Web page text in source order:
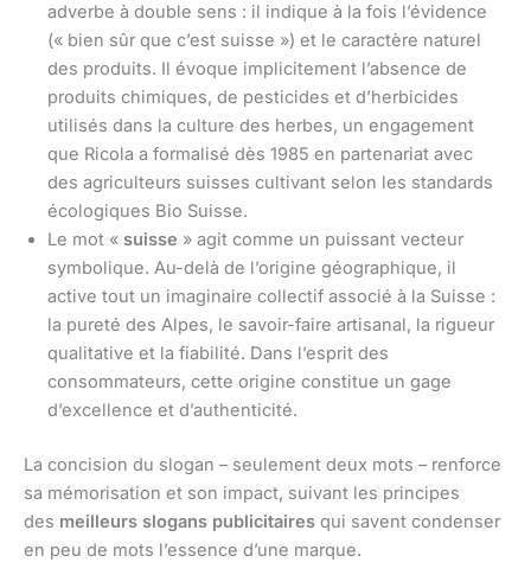
adverbe à double sens : il indique à la fois l’évidence
(« bien sûr que c’est suisse ») et le caractère naturel
des produits. Il évoque implicitement l’absence de
produits chimiques, de pesticides et d’herbicides
utilisés dans la culture des herbes, un engagement
que Ricola a formalisé dès 1985 en partenariat avec
des agriculteurs suisses cultivant selon les standards
écologiques Bio Suisse.
Le mot « suisse » agit comme un puissant vecteur
symbolique. Au-delà de l’origine géographique, il
active tout un imaginaire collectif associé à la Suisse :
la pureté des Alpes, le savoir-faire artisanal, la rigueur
qualitative et la fiabilité. Dans l’esprit des
consommateurs, cette origine constitue un gage
d’excellence et d’authenticité.
La concision du slogan – seulement deux mots – renforce
sa mémorisation et son impact, suivant les principes
des meilleurs slogans publicitaires qui savent condenser
en peu de mots l’essence d’une marque.